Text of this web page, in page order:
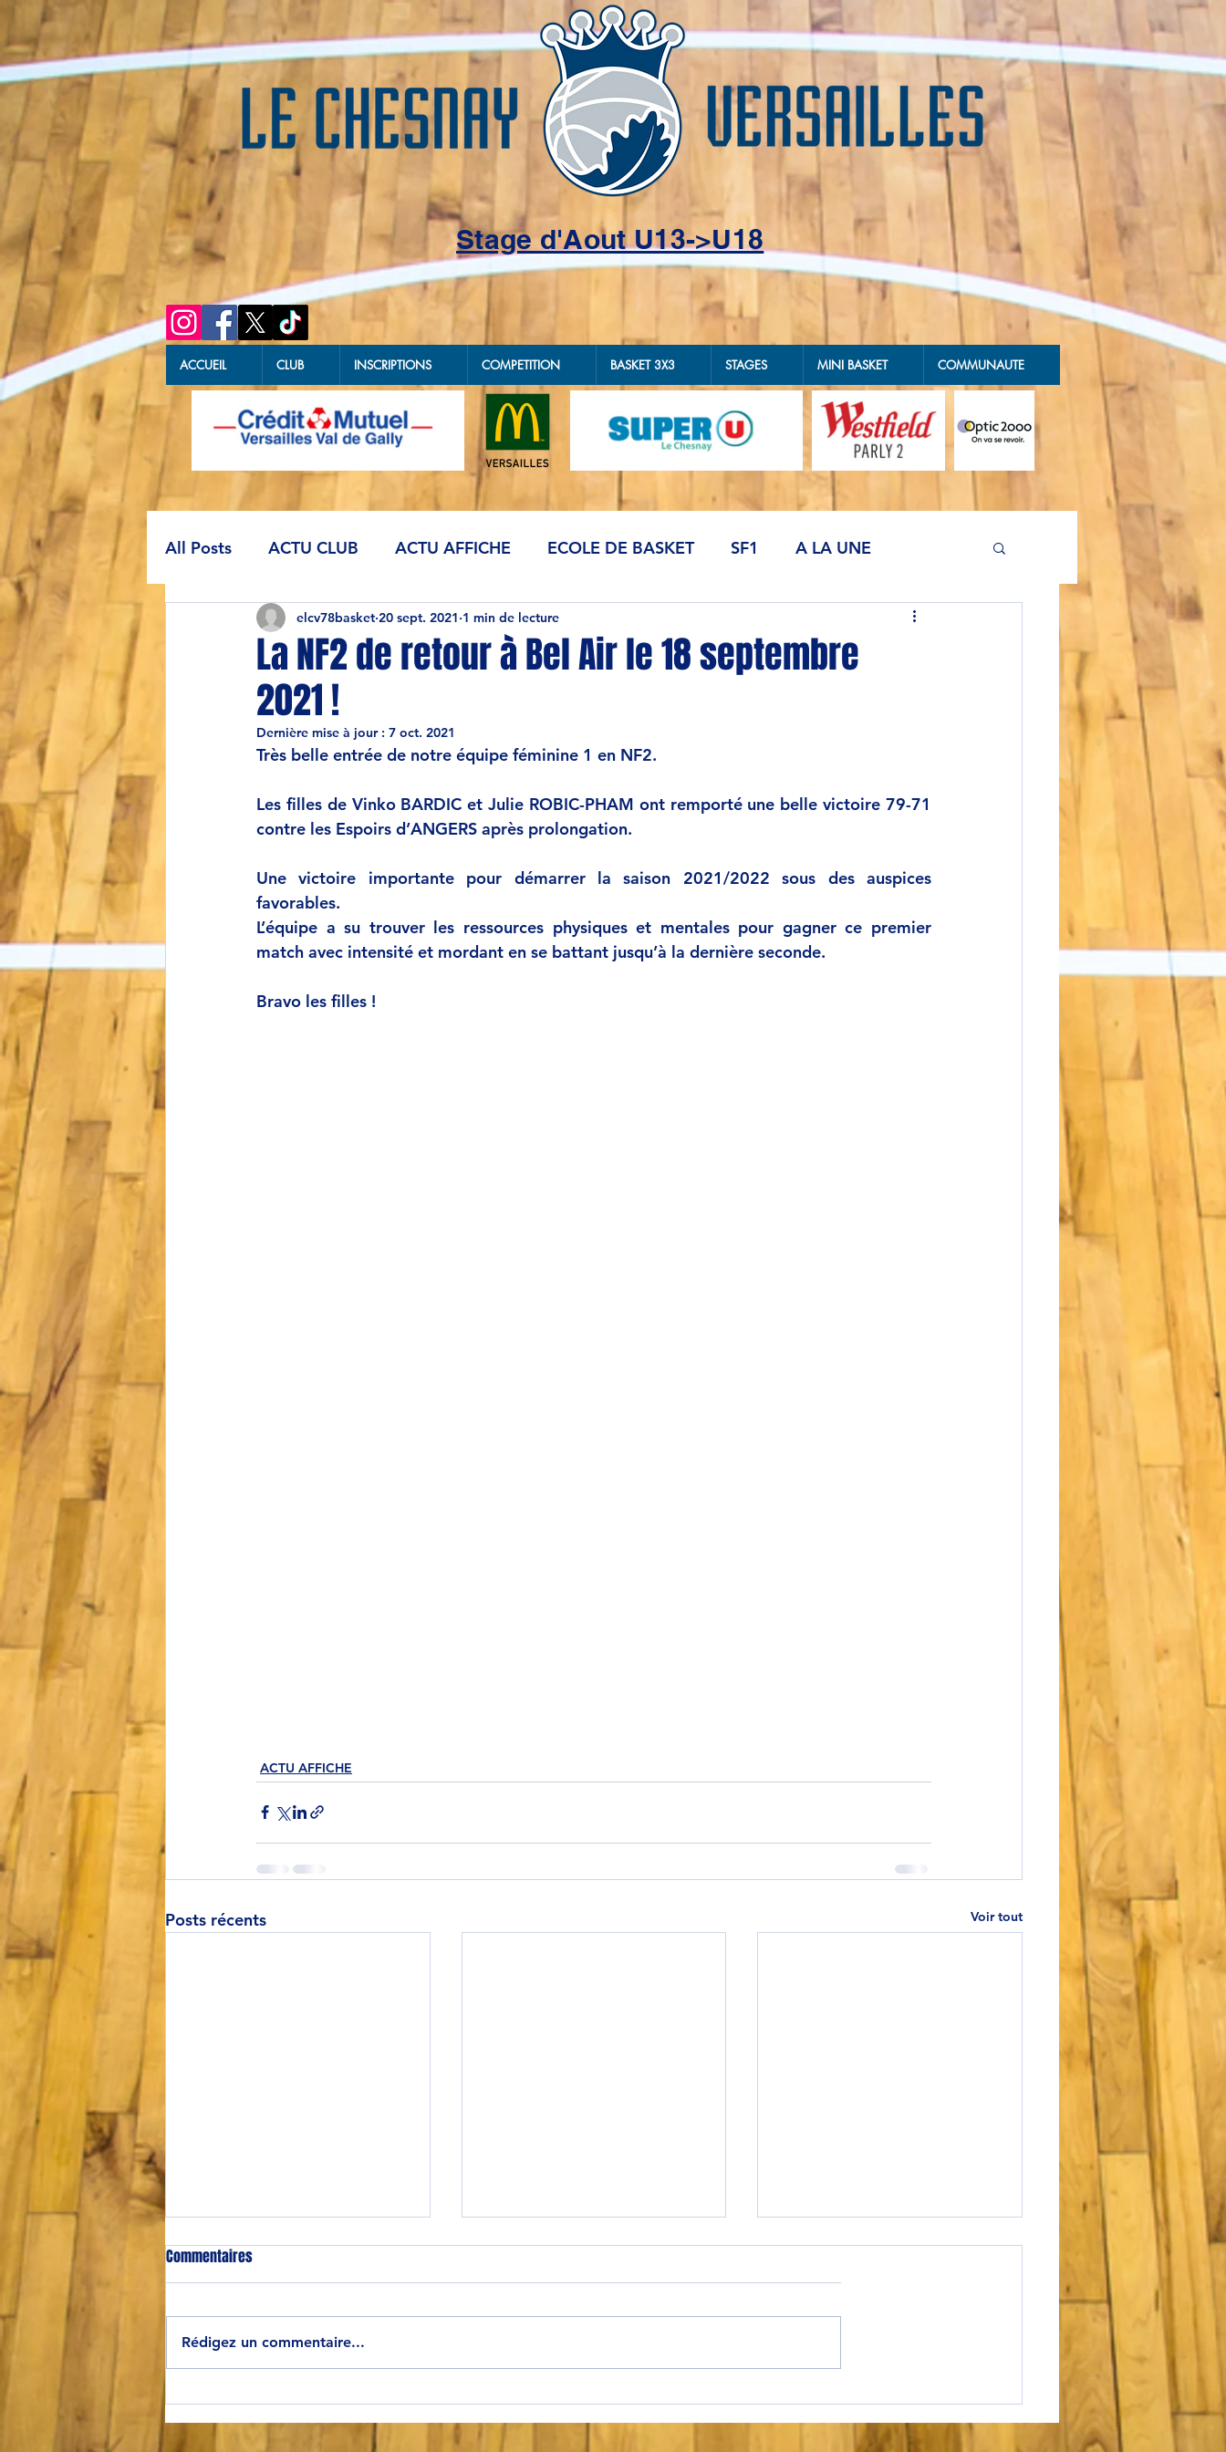
Stage d'Aout U13->U18
ACCUEIL CLUB INSCRIPTIONS COMPETITION BASKET 3X3 STAGES MINI BASKET COMMUNAUTE
All Posts ACTU CLUB ACTU AFFICHE ECOLE DE BASKET SF1 A LA UNE
La NF2 de retour à Bel Air le 18 septembre
2021 !
elcv78basket 20 sept. 2021 1 min de lecture
Dernière mise à jour : 7 oct. 2021
Très belle entrée de notre équipe féminine 1 en NF2.
Les filles de Vinko BARDIC et Julie ROBIC-PHAM ont remporté une belle victoire 79-71
contre les Espoirs d’ANGERS après prolongation.
Une victoire importante pour démarrer la saison 2021/2022 sous des auspices
favorables.
L’équipe a su trouver les ressources physiques et mentales pour gagner ce premier
match avec intensité et mordant en se battant jusqu’à la dernière seconde.
Bravo les filles !
ACTU AFFICHE
Posts récents Voir tout
Open King Versailles 2 : le retour
du 3x3 à Rémilly !
Les stages de perfectionnement
de juillet 2026 approchent !
Commentaires
Rédigez un commentaire...